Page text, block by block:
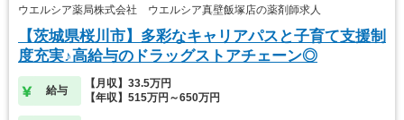
ウエルシア薬局株式会社 ウエルシア真壁飯塚店の薬剤師求人
【茨城県桜川市】多彩なキャリアパスと子育て支援制
度充実♪高給与のドラッグストアチェーン◎
給与
【月収】33.5万円
【年収】515万円～650万円